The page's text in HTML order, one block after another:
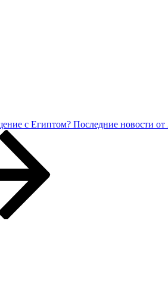
с Египтом? Последние новости от